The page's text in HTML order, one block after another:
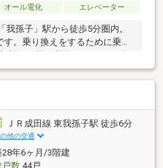
オール電化 エレベーター
我孫子」駅から徒歩5分圏内。
。乗り換えをするために乗り
兼ね備えた好立地》～周辺地域
象が良く、目を惹きます。《10
積：81.03m2 (3LDKタイプ＋
3～5名様ご家族からのお
広さ・間取りです。■専有面積
ーム面積／約0.60m2含む）
ＪＲ成田線 東我孫子駅 徒歩6分
他の交通
28年6ヶ月/3階建
戸数44戸